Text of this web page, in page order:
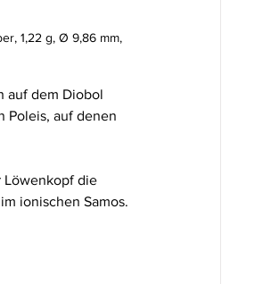
1,22 g, Ø 9,86 mm,
auf dem Diobol
Poleis, auf denen
Löwenkopf die
ionischen Samos.